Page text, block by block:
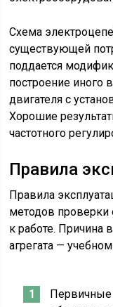
Схема
существующей
поддается
построение иного
двигателя с
Хорошие
частотного
Правила
Правила
методов проверки
к работе. Причина
агрегата —
Первичные